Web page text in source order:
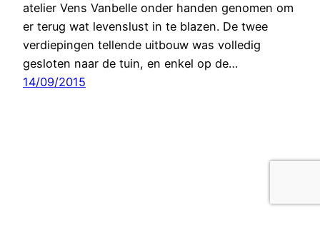
atelier Vens Vanbelle onder handen genomen om
er terug wat levenslust in te blazen. De twee
verdiepingen tellende uitbouw was volledig
gesloten naar de tuin, en enkel op de…
14/09/2015